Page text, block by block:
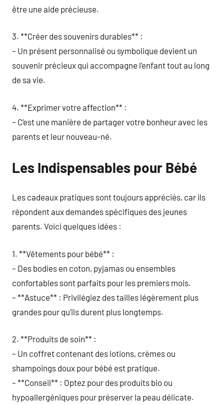
être une aide précieuse.
3. **Créer des souvenirs durables** :
– Un présent personnalisé ou symbolique devient un
souvenir précieux qui accompagne l’enfant tout au long
de sa vie.
4. **Exprimer votre affection** :
– C’est une manière de partager votre bonheur avec les
parents et leur nouveau-né.
Les Indispensables pour Bébé
Les cadeaux pratiques sont toujours appréciés, car ils
répondent aux demandes spécifiques des jeunes
parents. Voici quelques idées :
1. **Vêtements pour bébé** :
– Des bodies en coton, pyjamas ou ensembles
confortables sont parfaits pour les premiers mois.
– **Astuce** : Privilégiez des tailles légèrement plus
grandes pour qu’ils durent plus longtemps.
2. **Produits de soin** :
– Un coffret contenant des lotions, crèmes ou
shampoings doux pour bébé est pratique.
– **Conseil** : Optez pour des produits bio ou
hypoallergéniques pour préserver la peau délicate.